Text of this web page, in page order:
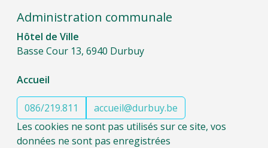
Administration communale
Hôtel de Ville
Basse Cour 13, 6940 Durbuy
Accueil
086/219.811
accueil@durbuy.be
Les cookies ne sont pas utilisés sur ce site, vos
données ne sont pas enregistrées